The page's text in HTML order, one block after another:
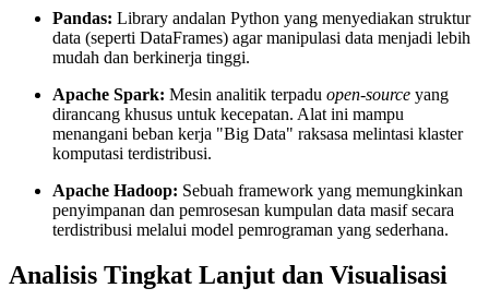
Pandas: Library andalan Python yang menyediakan struktur
data (seperti DataFrames) agar manipulasi data menjadi lebih
mudah dan berkinerja tinggi.
Apache Spark: Mesin analitik terpadu open-source yang
dirancang khusus untuk kecepatan. Alat ini mampu
menangani beban kerja "Big Data" raksasa melintasi klaster
komputasi terdistribusi.
Apache Hadoop: Sebuah framework yang memungkinkan
penyimpanan dan pemrosesan kumpulan data masif secara
terdistribusi melalui model pemrograman yang sederhana.
Analisis Tingkat Lanjut dan Visualisasi